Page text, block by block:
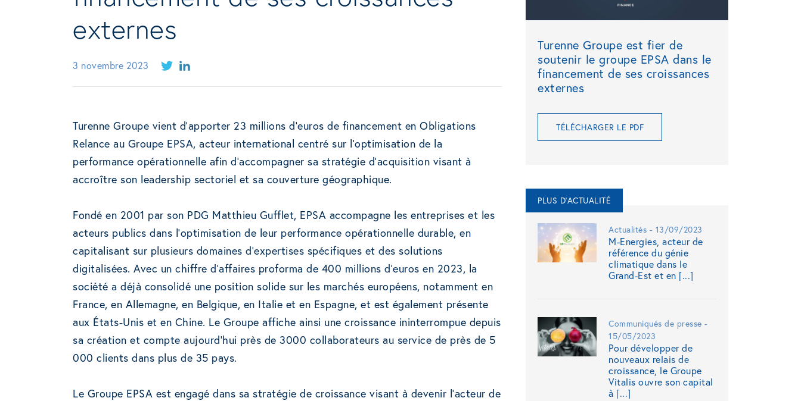
externes
3 novembre 2023
Turenne Groupe vient d’apporter 23 millions d’euros de financement en Obligations
Relance au Groupe EPSA, acteur international centré sur l’optimisation de la
performance opérationnelle afin d’accompagner sa stratégie d’acquisition visant à
accroître son leadership sectoriel et sa couverture géographique.
Fondé en 2001 par son PDG Matthieu Gufflet, EPSA accompagne les entreprises et les
acteurs publics dans l’optimisation de leur performance opérationnelle durable, en
capitalisant sur plusieurs domaines d’expertises spécifiques et des solutions
digitalisées. Avec un chiffre d’affaires proforma de 400 millions d’euros en 2023, la
société a déjà consolidé une position solide sur les marchés européens, notamment en
France, en Allemagne, en Belgique, en Italie et en Espagne, et est également présente
aux États-Unis et en Chine. Le Groupe affiche ainsi une croissance ininterrompue depuis
sa création et compte aujourd’hui près de 3000 collaborateurs au service de près de 5
000 clients dans plus de 35 pays.
Le Groupe EPSA est engagé dans sa stratégie de croissance visant à devenir l’acteur de
Turenne Groupe est fier de
soutenir le groupe EPSA dans le
financement de ses croissances
externes
TÉLÉCHARGER LE PDF
PLUS D'ACTUALITÉ
Actualités - 13/09/2023
M-Energies, acteur de
référence du génie
climatique dans le
Grand-Est et en [...]
Communiqués de presse -
15/05/2023
Pour développer de
nouveaux relais de
croissance, le Groupe
Vitalis ouvre son capital
à [...]